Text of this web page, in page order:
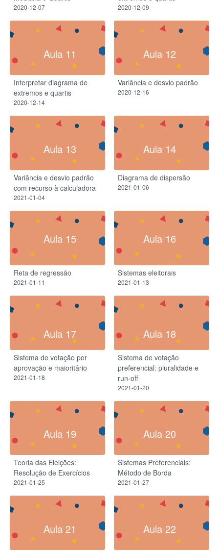
2020-12-07 2020-12-09
Aula 11
Interpretar diagrama de
extremos e quartis
2020-12-14
Aula 12
Variância e desvio padrão
2020-12-16
Aula 13
Variância e desvio padrão
com recurso à calculadora
2021-01-04
Aula 14
Diagrama de dispersão
2021-01-06
Aula 15
Reta de regressão
2021-01-11
Aula 16
Sistemas eleitorais
2021-01-13
Aula 17
Sistema de votação por
aprovação e maioritário
2021-01-18
Aula 18
Sistema de votação
preferencial: pluralidade e
run-off
2021-01-20
Aula 19
Teoria das Eleições:
Resolução de Exercícios
2021-01-25
Aula 20
Sistemas Preferenciais:
Método de Borda
2021-01-27
Aula 21 Aula 22